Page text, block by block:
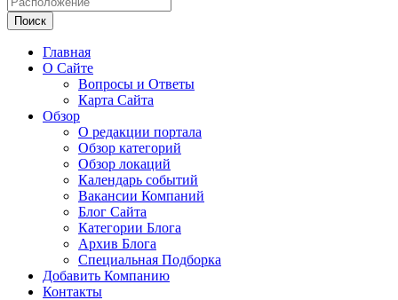
Поиск
Главная
О Сайте
Вопросы и Ответы
Карта Сайта
Обзор
О редакции портала
Обзор категорий
Обзор локаций
Календарь событий
Вакансии Компаний
Блог Сайта
Категории Блога
Архив Блога
Специальная Подборка
Добавить Компанию
Контакты